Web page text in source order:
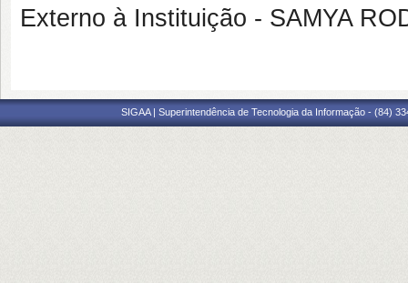
Externo à Instituição - SAMYA
SIGAA | Superintendência de Tecnologia da Informação - (84)